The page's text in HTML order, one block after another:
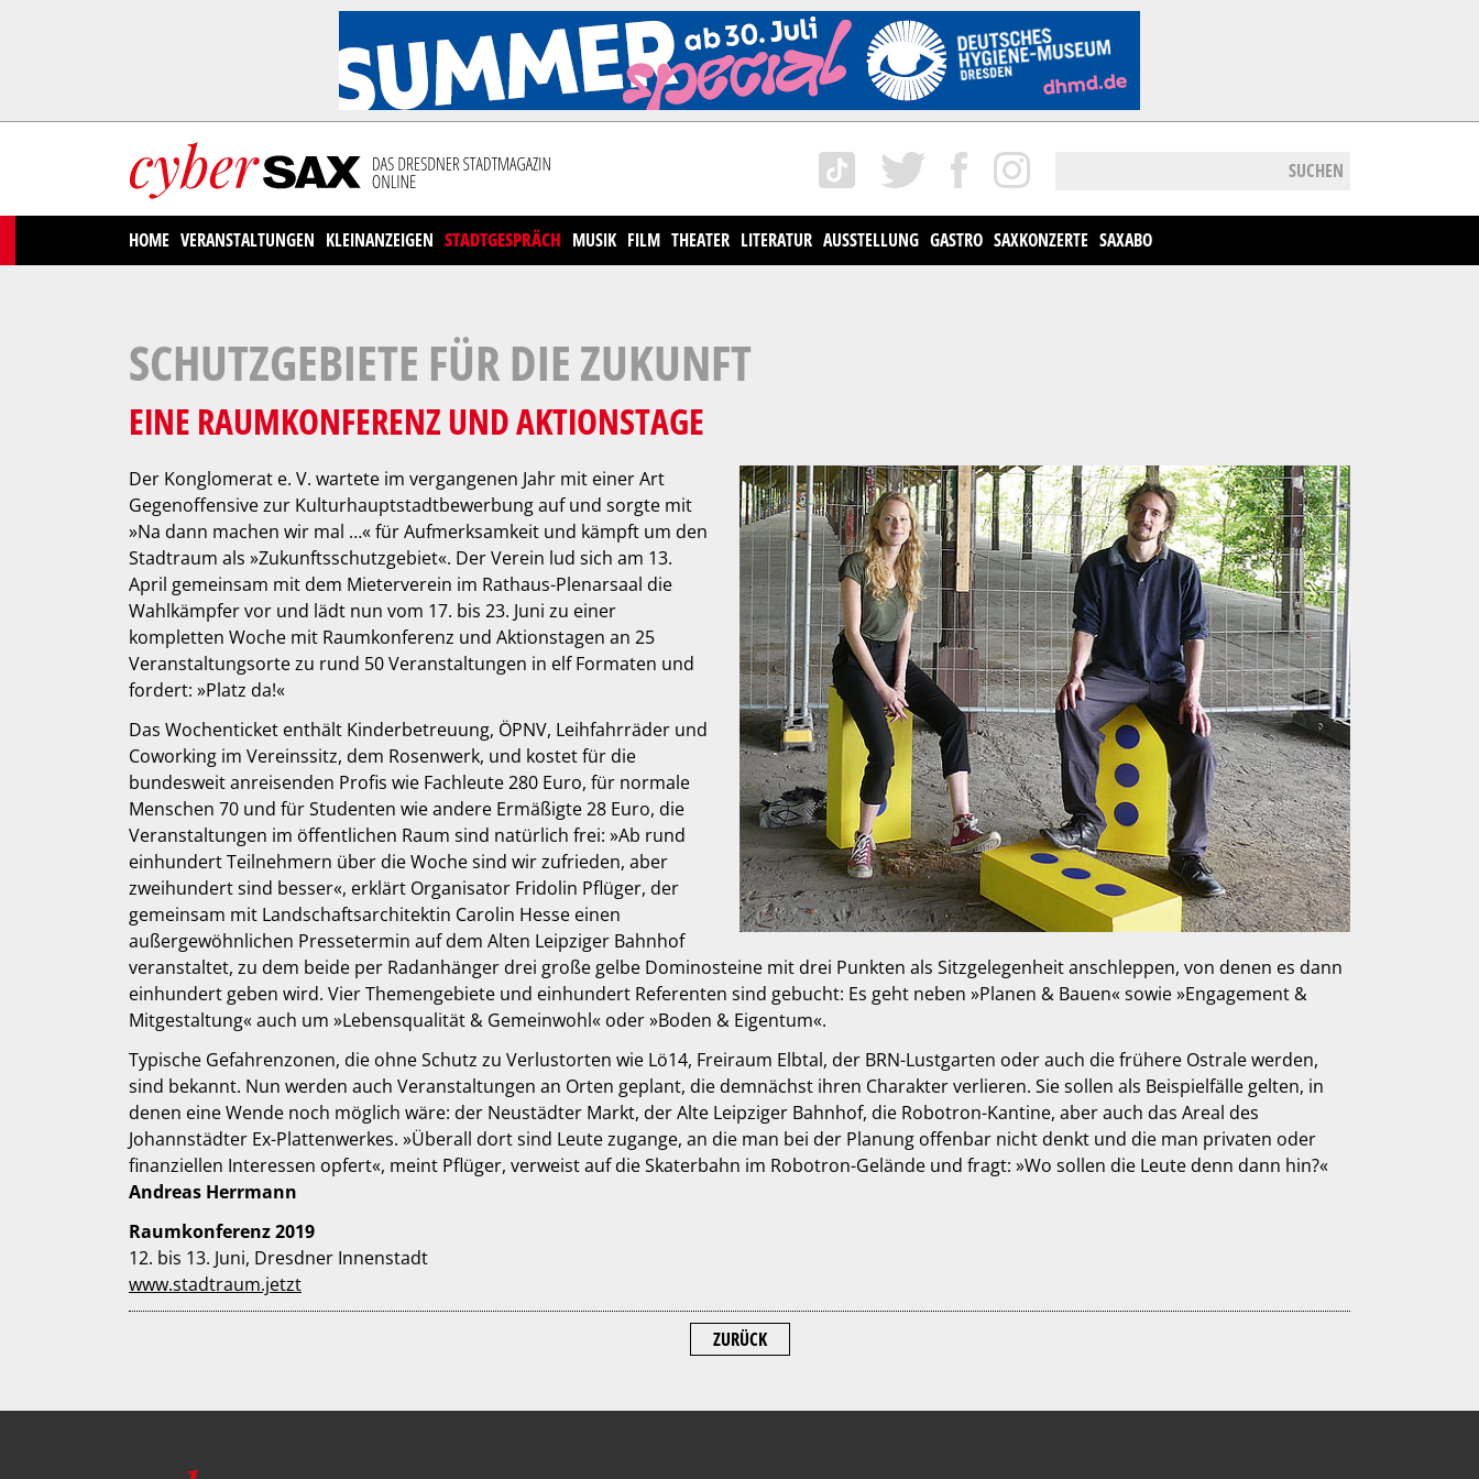
SUCHEN
HOME VERANSTALTUNGEN KLEINANZEIGEN STADTGESPRÄCH MUSIK FILM THEATER LITERATUR AUSSTELLUNG GASTRO SAXKONZERTE SAXABO
SCHUTZGEBIETE FÜR DIE ZUKUNFT
EINE RAUMKONFERENZ UND AKTIONSTAGE
Der Konglomerat e. V. wartete im vergangenen Jahr mit einer Art
Gegenoffensive zur Kulturhauptstadtbewerbung auf und sorgte mit
»Na dann machen wir mal …« für Aufmerksamkeit und kämpft um den
Stadtraum als »Zukunftsschutzgebiet«. Der Verein lud sich am 13.
April gemeinsam mit dem Mieterverein im Rathaus-Plenarsaal die
Wahlkämpfer vor und lädt nun vom 17. bis 23. Juni zu einer
kompletten Woche mit Raumkonferenz und Aktionstagen an 25
Veranstaltungsorte zu rund 50 Veranstaltungen in elf Formaten und
fordert: »Platz da!«
Das Wochenticket enthält Kinderbetreuung, ÖPNV, Leihfahrräder und
Coworking im Vereinssitz, dem Rosenwerk, und kostet für die
bundesweit anreisenden Profis wie Fachleute 280 Euro, für normale
Menschen 70 und für Studenten wie andere Ermäßigte 28 Euro, die
Veranstaltungen im öffentlichen Raum sind natürlich frei: »Ab rund
einhundert Teilnehmern über die Woche sind wir zufrieden, aber
zweihundert sind besser«, erklärt Organisator Fridolin Pflüger, der
gemeinsam mit Landschaftsarchitektin Carolin Hesse einen
außergewöhnlichen Pressetermin auf dem Alten Leipziger Bahnhof
veranstaltet, zu dem beide per Radanhänger drei große gelbe Dominosteine mit drei Punkten als Sitzgelegenheit anschleppen, von denen es dann
einhundert geben wird. Vier Themengebiete und einhundert Referenten sind gebucht: Es geht neben »Planen & Bauen« sowie »Engagement &
Mitgestaltung« auch um »Lebensqualität & Gemeinwohl« oder »Boden & Eigentum«.
Typische Gefahrenzonen, die ohne Schutz zu Verlustorten wie Lö14, Freiraum Elbtal, der BRN-Lustgarten oder auch die frühere Ostrale werden,
sind bekannt. Nun werden auch Veranstaltungen an Orten geplant, die demnächst ihren Charakter verlieren. Sie sollen als Beispielfälle gelten, in
denen eine Wende noch möglich wäre: der Neustädter Markt, der Alte Leipziger Bahnhof, die Robotron-Kantine, aber auch das Areal des
Johannstädter Ex-Plattenwerkes. »Überall dort sind Leute zugange, an die man bei der Planung offenbar nicht denkt und die man privaten oder
finanziellen Interessen opfert«, meint Pflüger, verweist auf die Skaterbahn im Robotron-Gelände und fragt: »Wo sollen die Leute denn dann hin?«
Andreas Herrmann
Raumkonferenz 2019
12. bis 13. Juni, Dresdner Innenstadt
www.stadtraum.jetzt
ZURÜCK